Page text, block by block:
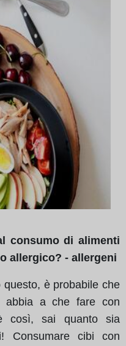
consumo di alimenti
allergico? - allergeni
è probabile che
abbia a che fare con
così, sai quanto sia
Consumare cibi con